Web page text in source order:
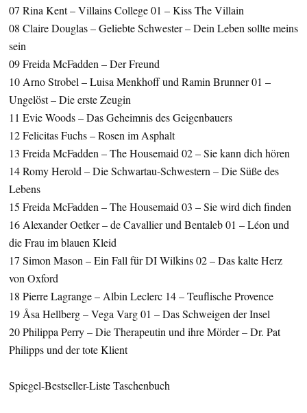
07 Rina Kent – Villains College 01 – Kiss The Villain
08 Claire Douglas – Geliebte Schwester – Dein Leben sollte meins
sein
09 Freida McFadden – Der Freund
10 Arno Strobel – Luisa Menkhoff und Ramin Brunner 01 –
Ungelöst – Die erste Zeugin
11 Evie Woods – Das Geheimnis des Geigenbauers
12 Felicitas Fuchs – Rosen im Asphalt
13 Freida McFadden – The Housemaid 02 – Sie kann dich hören
14 Romy Herold – Die Schwartau-Schwestern – Die Süße des
Lebens
15 Freida McFadden – The Housemaid 03 – Sie wird dich finden
16 Alexander Oetker – de Cavallier und Bentaleb 01 – Léon und
die Frau im blauen Kleid
17 Simon Mason – Ein Fall für DI Wilkins 02 – Das kalte Herz
von Oxford
18 Pierre Lagrange – Albin Leclerc 14 – Teuflische Provence
19 Åsa Hellberg – Vega Varg 01 – Das Schweigen der Insel
20 Philippa Perry – Die Therapeutin und ihre Mörder – Dr. Pat
Philipps und der tote Klient
Spiegel-Bestseller-Liste Taschenbuch